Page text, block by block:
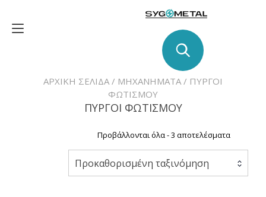
contentToggle
ΑΡΧΙΚΉ ΣΕΛΊΔΑ/ ΜΗΧΑΝΉΜΑΤΑ/ ΠΥΡΓΟΙ
ΦΩΤΙΣΜΟΥ
ΠΥΡΓΟΙ ΦΩΤΙΣΜΟΥ
Προβάλλονται όλα - 3 αποτελέσματα
Προκαθορισμένη ταξινόμηση